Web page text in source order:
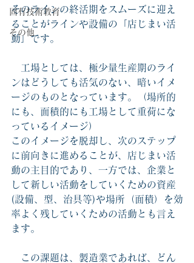
固有技術教育
その他
そのラインの終活期をスムーズに迎え
ることがラインや設備の「店じまい活
動」です。
工場としては、極少量生産期のライ
ンはどうしても活気のない、暗いイメ
ージのものとなっています。（場所的
にも、面積的にも工場として重荷にな
っているイメージ）
このイメージを脱却し、次のステップ
に前向きに進めることが、店じまい活
動の主目的であり、一方では、企業と
して新しい活動をしていくための資産
(設備、型、治具等)や場所（面積）を効
率よく残していくための活動とも言え
ます。
この課題は、製造業であれば、どん